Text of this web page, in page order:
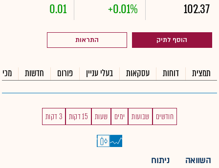
102.37
+0.01%
0.01
הוסף לתיק התראות
תמצית דוחות עסקאות בעלי עניין פורום חדשות
חודשים שבועות ימים שעות 15 דקות 3 דקות
השוואה ניתוח